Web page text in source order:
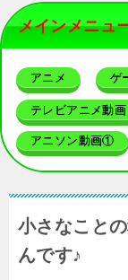
メインメニュ
アニメ ゲ
テレビアニメ動画
アニソン動画①
小さなこと
んです♪